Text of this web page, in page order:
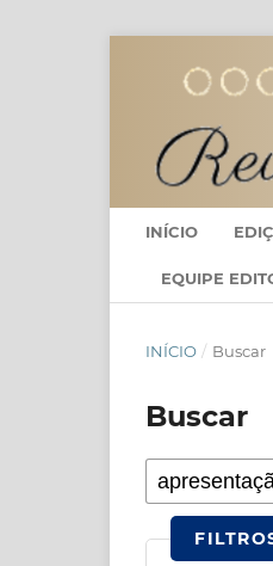
INÍCIO
EQUIPE
INÍCIO / Buscar
Buscar